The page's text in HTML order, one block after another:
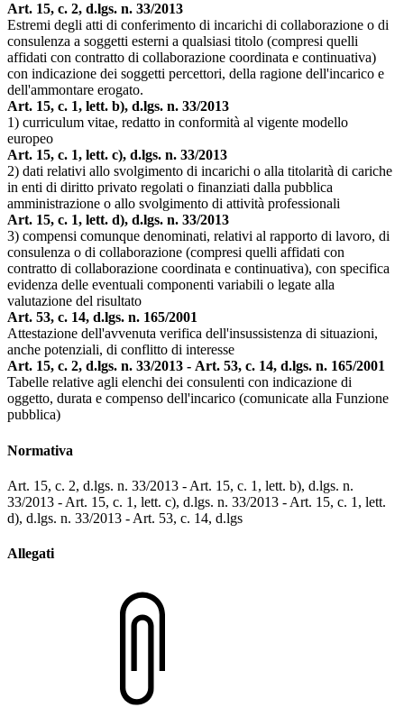
Art. 15, c. 2, d.lgs. n. 33/2013
Estremi degli atti di conferimento di incarichi di collaborazione o di
consulenza a soggetti esterni a qualsiasi titolo (compresi quelli
affidati con contratto di collaborazione coordinata e continuativa)
con indicazione dei soggetti percettori, della ragione dell'incarico e
dell'ammontare erogato.
Art. 15, c. 1, lett. b), d.lgs. n. 33/2013
1) curriculum vitae, redatto in conformità al vigente modello
europeo
Art. 15, c. 1, lett. c), d.lgs. n. 33/2013
2) dati relativi allo svolgimento di incarichi o alla titolarità di cariche
in enti di diritto privato regolati o finanziati dalla pubblica
amministrazione o allo svolgimento di attività professionali
Art. 15, c. 1, lett. d), d.lgs. n. 33/2013
3) compensi comunque denominati, relativi al rapporto di lavoro, di
consulenza o di collaborazione (compresi quelli affidati con
contratto di collaborazione coordinata e continuativa), con specifica
evidenza delle eventuali componenti variabili o legate alla
valutazione del risultato
Art. 53, c. 14, d.lgs. n. 165/2001
Attestazione dell'avvenuta verifica dell'insussistenza di situazioni,
anche potenziali, di conflitto di interesse
Art. 15, c. 2, d.lgs. n. 33/2013 - Art. 53, c. 14, d.lgs. n. 165/2001
Tabelle relative agli elenchi dei consulenti con indicazione di
oggetto, durata e compenso dell'incarico (comunicate alla Funzione
pubblica)
Normativa
Art. 15, c. 2, d.lgs. n. 33/2013 - Art. 15, c. 1, lett. b), d.lgs. n.
33/2013 - Art. 15, c. 1, lett. c), d.lgs. n. 33/2013 - Art. 15, c. 1, lett.
d), d.lgs. n. 33/2013 - Art. 53, c. 14, d.lgs
Allegati